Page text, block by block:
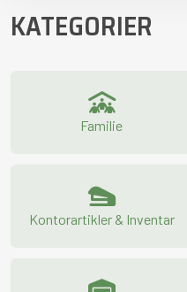
KATEGORIER
Familie
Kontorartikler & Inventar